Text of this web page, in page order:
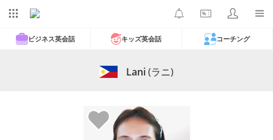
ビジネス英会話 キッズ英会話 コーチング
Lani(ラニ)